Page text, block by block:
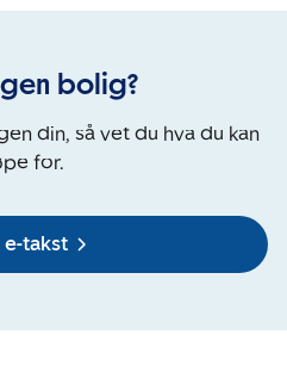
bolig?
din, så vet du hva du kan
for.
e-takst